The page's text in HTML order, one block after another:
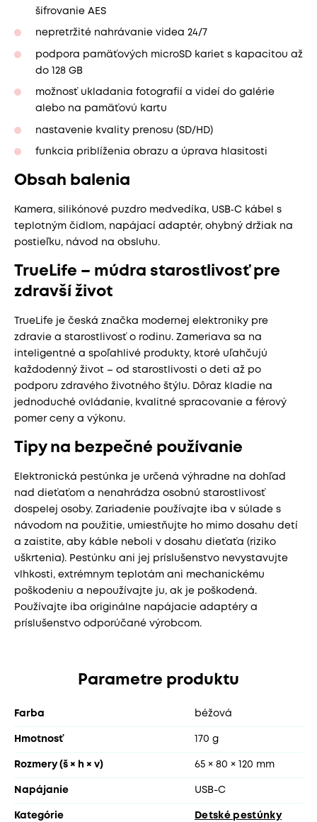
šifrovanie AES
nepretržité nahrávanie videa 24/7
podpora pamäťových microSD kariet s kapacitou až
do 128 GB
možnosť ukladania fotografií a videí do galérie
alebo na pamäťovú kartu
nastavenie kvality prenosu (SD/HD)
funkcia priblíženia obrazu a úprava hlasitosti
Obsah balenia
Kamera, silikónové puzdro medvedíka, USB‑C kábel s
teplotným čidlom, napájací adaptér, ohybný držiak na
postieľku, návod na obsluhu.
TrueLife – múdra starostlivosť pre
zdravší život
TrueLife je česká značka modernej elektroniky pre
zdravie a starostlivosť o rodinu. Zameriava sa na
inteligentné a spoľahlivé produkty, ktoré uľahčujú
každodenný život – od starostlivosti o deti až po
podporu zdravého životného štýlu. Dôraz kladie na
jednoduché ovládanie, kvalitné spracovanie a férový
pomer ceny a výkonu.
Tipy na bezpečné používanie
Elektronická pestúnka je určená výhradne na dohľad
nad dieťaťom a nenahrádza osobnú starostlivosť
dospelej osoby. Zariadenie používajte iba v súlade s
návodom na použitie, umiestňujte ho mimo dosahu detí
a zaistite, aby káble neboli v dosahu dieťaťa (riziko
uškrtenia). Pestúnku ani jej príslušenstvo nevystavujte
vlhkosti, extrémnym teplotám ani mechanickému
poškodeniu a nepoužívajte ju, ak je poškodená.
Používajte iba originálne napájacie adaptéry a
príslušenstvo odporúčané výrobcom.
Parametre produktu
Farba béžová
Hmotnosť 170 g
Rozmery (š × h × v) 65 × 80 × 120 mm
Napájanie USB-C
Kategórie Detské pestúnky